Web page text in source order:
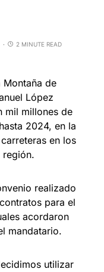
2 MINUTE READ
Montaña de
López
mil millones de
2024, en la
en los
región.
realizado
para el
acordaron
mandatario.
utilizar